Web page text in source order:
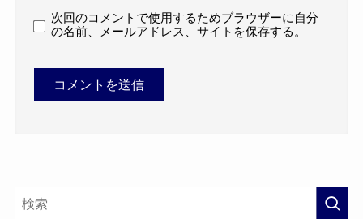
次回のコメントで使用するためブラウザーに自分
の名前、メールアドレス、サイトを保存する。